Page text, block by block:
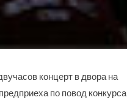
концерт в двора на
по повод конкурса